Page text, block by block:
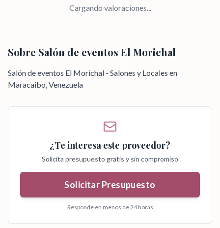
Cargando valoraciones...
Sobre Salón de eventos El Morichal
Salón de eventos El Morichal - Salones y Locales en
Maracaibo, Venezuela
¿Te interesa este proveedor?
Solicita presupuesto gratis y sin compromiso
Solicitar Presupuesto
Responde en menos de 24 horas